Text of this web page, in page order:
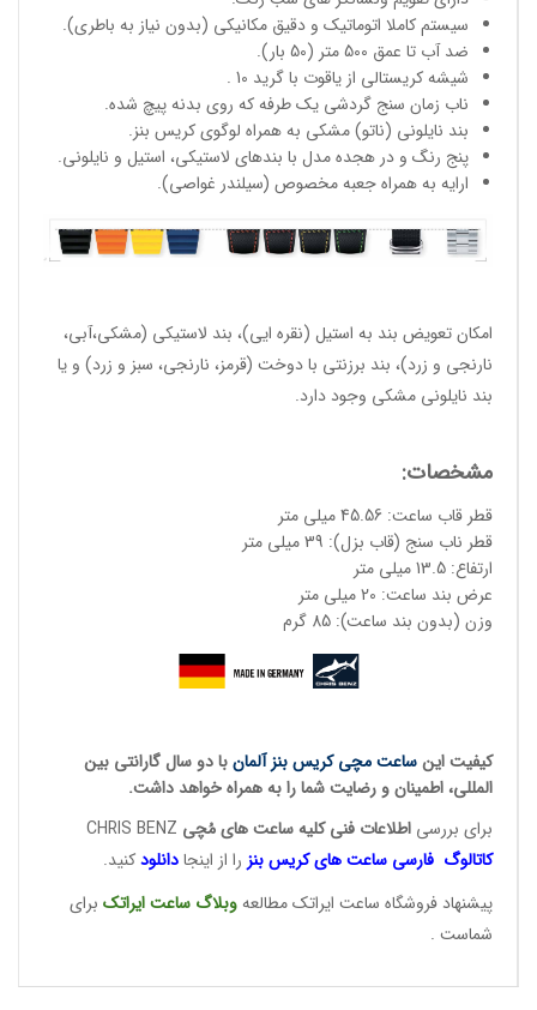
سیستم کاملا اتوماتیک و دقیق مکانیکی (بدون نیاز به باطری).
ضد آب تا عمق 500 متر (50 بار).
شیشه کریستالی از یاقوت با گرید 10 .
ناب زمان سنج گردشی یک طرفه که روی بدنه پیچ شده.
بند نایلونی (ناتو) مشکی به همراه لوگوی کریس بنز.
پنج رنگ و در هجده مدل با بندهای لاستیکی، استیل و نایلونی.
ارایه به همراه جعبه مخصوص (سیلندر غواصی).
امکان تعویض بند به استیل (نقره ایی)، بند لاستیکی (مشکی،آبی،
نارنجی و زرد)، بند برزنتی با دوخت (قرمز، نارنجی، سبز و زرد) و یا
بند نایلونی مشکی وجود دارد.
مشخصات:
قطر قاب ساعت: 45.56 میلی متر
قطر ناب سنج (قاب بزل): 39 میلی متر
ارتفاع: 13.5 میلی متر
عرض بند ساعت: 20 میلی متر
وزن (بدون بند ساعت): 85 گرم
کیفیت اینساعت مچی کریس بنز آلمانبا دو سال گارانتی بین
المللی، اطمینان و رضایت شما را به همراه خواهد داشت.
برای بررسی اطلاعات فنی کلیه ساعت های مُچی
کاتالوگ فارسی ساعت هایکریس بنز را از اینجادانلودکنید.
پیشنهاد فروشگاه ساعت ایراتک مطالعهوبلاگ ساعتایراتک برای
شماست .